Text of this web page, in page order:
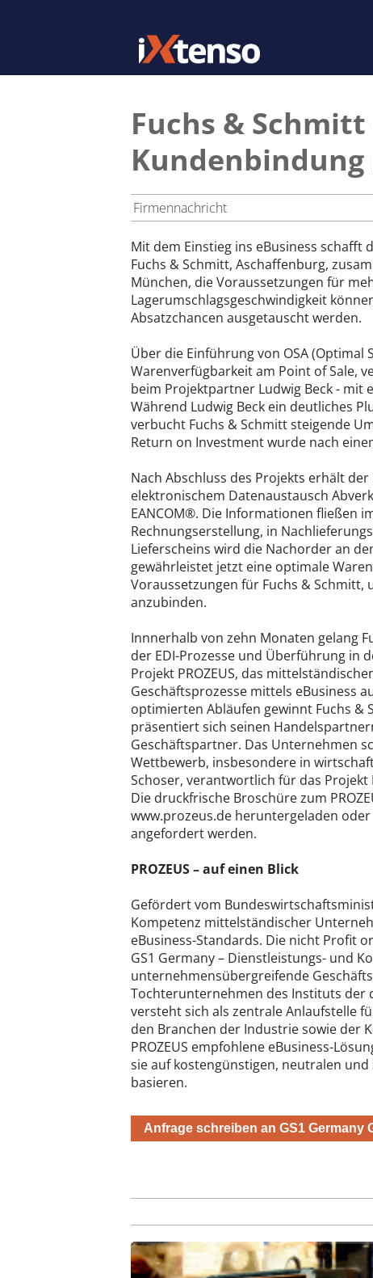
Fuchs &
Kundenbindung
Firmennachricht
Mit dem Einstieg ins eBusiness
Fuchs & Schmitt, Aschaffenburg,
München, die Voraussetzungen für
Lagerumschlagsgeschwindigkeit
Absatzchancen ausgetauscht werden.
Über die Einführung von OSA (Optimal
Warenverfügbarkeit am Point of Sale,
beim Projektpartner Ludwig Beck - mit
Während Ludwig Beck ein deutliches
verbucht Fuchs & Schmitt steigende
Return on Investment wurde nach
Nach Abschluss des Projekts erhält
elektronischem Datenaustausch
EANCOM®. Die Informationen fließen
Rechnungserstellung, in
Lieferscheins wird die Nachorder an
gewährleistet jetzt eine optimale
Voraussetzungen für Fuchs & Schmitt,
anzubinden.
Innnerhalb von zehn Monaten gelang
der EDI-Prozesse und Überführung in
Projekt PROZEUS, das
Geschäftsprozesse mittels eBusiness
optimierten Abläufen gewinnt Fuchs &
präsentiert sich seinen
Geschäftspartner. Das Unternehmen
Wettbewerb, insbesondere in
Schoser, verantwortlich für das Projekt
Die druckfrische Broschüre zum
www.prozeus.de heruntergeladen
angefordert werden.
PROZEUS – auf einen Blick
Gefördert vom
Kompetenz mittelständischer
eBusiness-Standards. Die nicht Profit
GS1 Germany – Dienstleistungs- und
unternehmensübergreifende
Tochterunternehmen des Instituts der
versteht sich als zentrale Anlaufstelle
den Branchen der Industrie sowie der
PROZEUS empfohlene eBusiness-
sie auf kostengünstigen, neutralen
basieren.
Anfrage schreiben an GS1 Germany